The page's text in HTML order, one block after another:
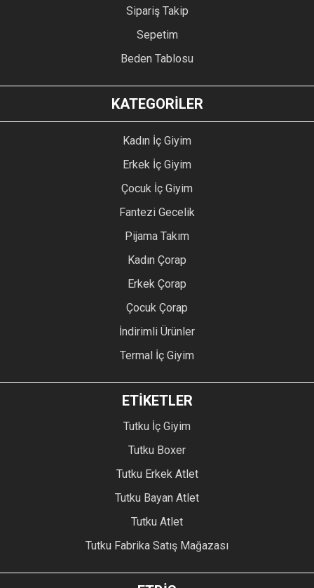
Sipariş Takip
Sepetim
Beden Tablosu
KATEGORİLER
Kadın İç Giyim
Erkek İç Giyim
Çocuk İç Giyim
Fantezi Gecelik
Pijama Takım
Kadın Çorap
Erkek Çorap
Çocuk Çorap
İndirimli Ürünler
Termal İç Giyim
ETİKETLER
Tutku İç Giyim
Tutku Boxer
Tutku Erkek Atlet
Tutku Bayan Atlet
Tutku Atlet
Tutku Fabrika Satış Mağazası